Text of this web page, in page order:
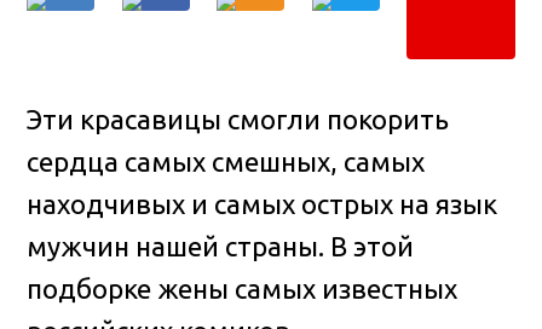
Эти красавицы смогли покорить
сердца самых смешных, самых
находчивых и самых острых на язык
мужчин нашей страны. В этой
подборке жены самых известных